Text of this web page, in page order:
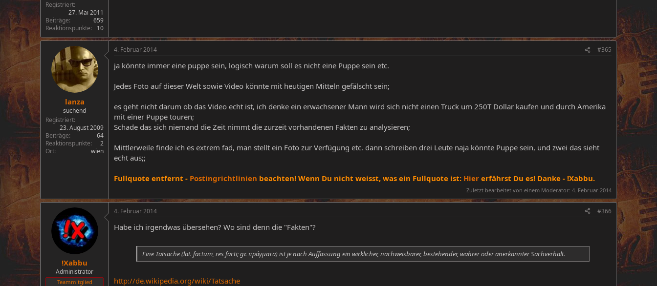
Registriert
27. Mai 2011
Beiträge
659
Reaktionspunkte
10
lanza
suchend
Registriert
23. August 2009
Beiträge
64
Reaktionspunkte
2
Ort
wien
4. Februar 2014 #365
ja könnte immer eine puppe sein, logisch warum soll es nicht eine Puppe sein etc.
Jedes Foto auf dieser Welt sowie Video könnte mit heutigen Mitteln gefälscht sein;
es geht nicht darum ob das Video echt ist, ich denke ein erwachsener Mann wird sich nicht einen Truck um 250T Dollar kaufen und durch Amerika
mit einer Puppe touren;
Schade das sich niemand die Zeit nimmt die zurzeit vorhandenen Fakten zu analysieren;
Mittlerweile finde ich es extrem fad, man stellt ein Foto zur Verfügung etc. dann schreiben drei Leute naja könnte Puppe sein, und zwei das sieht
echt aus;;
Fullquote entfernt - Postingrichtlinien beachten! Wenn Du nicht weisst, was ein Fullquote ist: Hier erfährst Du es! Danke - !Xabbu.
Zuletzt bearbeitet von einem Moderator: 4. Februar 2014
!Xabbu
Administrator
Teammitglied
4. Februar 2014 #366
Habe ich irgendwas übersehen? Wo sind denn die "Fakten"?
Eine Tatsache (lat. factum, res facti; gr. πράγματα) ist je nach Auffassung ein wirklicher, nachweisbarer, bestehender, wahrer oder anerkannter Sachverhalt.
http://de.wikipedia.org/wiki/Tatsache